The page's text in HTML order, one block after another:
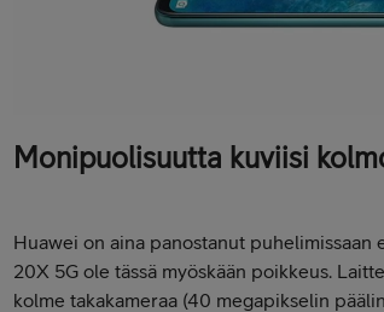
Monipuolisuutta kuviisi
Huawei on aina panostanut puhelimissaan
20X 5G ole tässä myöskään poikkeus.
kolme takakameraa (40 megapikselin